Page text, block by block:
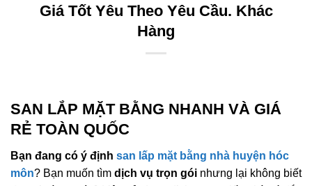
Giá Tốt Yêu Theo Yêu Cầu. Khác
Hàng
SAN LẮP MẶT BẰNG NHANH VÀ GIÁ
RẺ TOÀN QUỐC
Bạn đang có ý định san lấp mặt bằng nhà huyện hóc
môn? Bạn muốn tìm dịch vụ trọn gói nhưng lại không biết